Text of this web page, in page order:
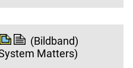
(Bildband)
Matters)